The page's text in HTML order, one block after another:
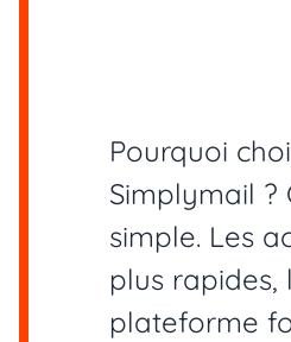
Pourquoi
Simplymail ?
simple. Les
plus rapides,
plateforme